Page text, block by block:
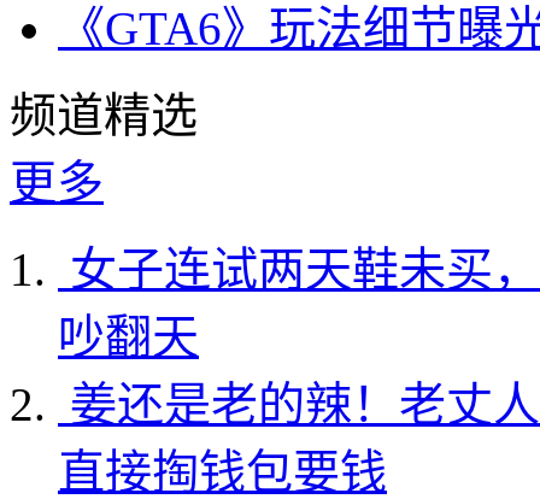
《GTA6》玩法细节
频道精选
更多
女子连试两天鞋未买
吵翻天
姜还是老的辣！老丈
直接掏钱包要钱